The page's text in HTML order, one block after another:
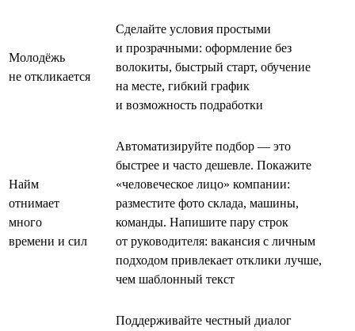
Молодёжь
не откликается
Сделайте условия простыми
и прозрачными: оформление без
волокиты, быстрый старт, обучение
на месте, гибкий график
и возможность подработки
Найм
отнимает
много
времени и сил
Автоматизируйте подбор — это
быстрее и часто дешевле. Покажите
«человеческое лицо» компании:
разместите фото склада, машины,
команды. Напишите пару строк
от руководителя: вакансия с личным
подходом привлекает отклики лучше,
чем шаблонный текст
Поддерживайте честный диалог